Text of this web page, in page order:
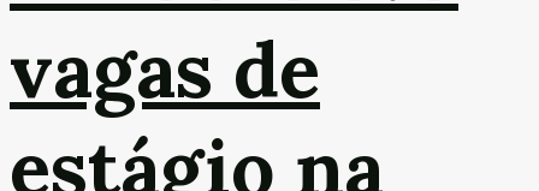
vagas de
estágio na